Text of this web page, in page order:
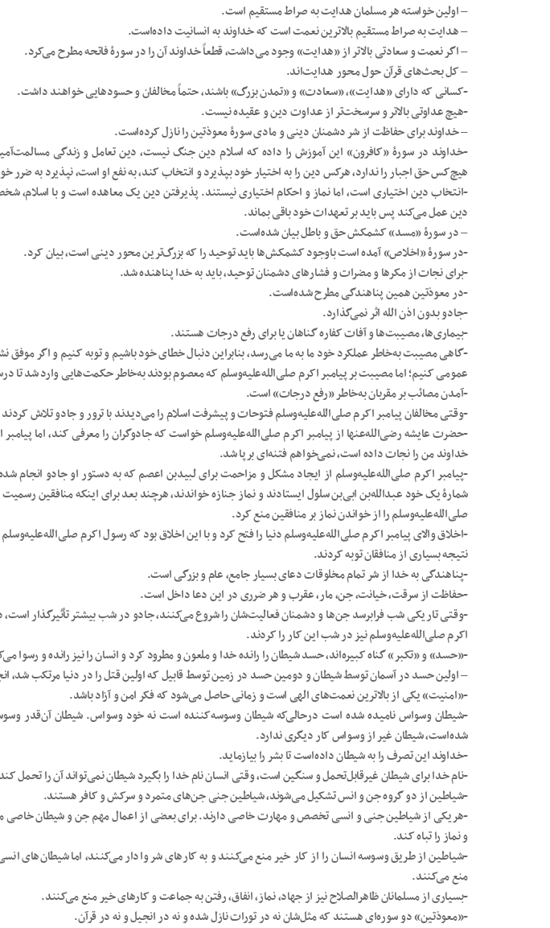
– اولین خواسته هر مسلمان هدایت به صراط مستقیم است.
– هدایت به صراط مستقیم بالاترین نعمت است که خداوند به انسانیت داده‌است.
– اگر نعمت و سعادتی بالاتر از «هدایت» وجود می‌داشت، قطعاً خداوند آن را در سورۀ فاتحه مطرح می‌کرد.
– کل بحث‌های قرآن حول محور هدایت‌اند.
-کسانی که دارای «هدایت»، «سعادت» و «تمدن بزرگ» باشند، حتماً مخالفان و حسودهایی خواهند داشت.
-هیچ عداوتی بالاتر و سرسخت‌تر از عداوت دین و عقیده نیست.
– خداوند برای حفاظت از شر دشمنان دینی و مادی سورۀ معوذتین را نازل کرده‌است.
-خداوند در سورۀ «کافرون» این آموزش را داده که اسلام دین جنگ نیست، دین تعامل و زندگی
هیچ‌کس حق اجبار را ندارد، هرکس دین را به اختیار خود بپذیرد و انتخاب کند، به نفع او است، نپذیرد به
-انتخاب دین اختیاری است، اما نماز و احکام اختیاری نیستند. پذیرفتن دین یک معاهده است و با اسلام،
دین عمل می‌کند پس باید بر تعهدات خود باقی بماند.
– در سورۀ «مسد» کشمکش حق و باطل بیان شده‌است.
-در سورۀ «اخلاص» آمده است باوجود کشمکش‌ها باید توحید را که بزرگ‌ترین محور دینی است، بیان کرد.
-برای نجات از مکرها و مضرات و فشارهای دشمنان توحید، باید به خدا پناهنده شد.
-در معوذتین همین پناهندگی مطرح شده‌است.
-جادو بدون اذن الله اثر نمی‌گذارد.
-بیماری‌ها، مصیبت‌ها و آفات کفاره گناهان یا برای رفع درجات هستند.
-گاهی مصیبت به‌خاطر عملکرد خود ما به ما می‌رسد، بنابراین دنبال خطای خود باشیم و توبه کنیم و اگر موفق
عمومی کنیم؛ اما مصیبت بر پیامبر اکرم صلی‌الله‌علیه‌وسلم که معصوم بودند به‌خاطر حکمت‌هایی وارد شد تا
-آمدن مصائب بر مقربان به‌خاطر «رفع درجات» است.
-وقتی مخالفان پیامبر اکرم صلی‌الله‌علیه‌وسلم فتوحات و پیشرفت اسلام را می‌دیدند با ترور و جادو تلاش
-حضرت عایشه رضی‌الله‌عنها از پیامبر اکرم صلی‌الله‌علیه‌وسلم خواست که جادوگران را معرفی کند، اما پیامبر
خداوند من را نجات داده است، نمی‌خواهم فتنه‌ای برپا شد.
-پیامبر اکرم صلی‌الله‌علیه‌وسلم از ایجاد مشکل و مزاحمت برای لبیدبن اعصم که به دستور او جادو انجام
شمارۀ یک خود عبدالله‌بن ابی‌بن سلول ایستادند و نماز جنازه خواندند، هرچند بعد برای اینکه منافقین رسمیت
صلی‌الله‌علیه‌وسلم را از خواندن نماز بر منافقین منع کرد.
-اخلاق والای پیامبر اکرم صلی‌الله‌علیه‌وسلم دنیا را فتح کرد و با این اخلاق بود که رسول اکرم
نتیجه بسیاری از منافقان توبه کردند.
-پناهندگی به خدا از شر تمام مخلوقات دعای بسیار جامع، عام و بزرگی است.
-حفاظت از سرقت، خیانت، جن، مار، عقرب و هر ضرری در این دعا داخل است.
-وقتی تاریکی شب فرابرسد جن‌ها و دشمنان فعالیت‌شان را شروع می‌کنند، جادو در شب بیشتر تأثیرگذار است،
اکرم صلی‌الله‌علیه‌وسلم نیز در شب این کار را کردند.
-«حسد» و «تکبر» گناه کبیره‌اند، حسد شیطان را رانده خدا و ملعون و مطرود کرد و انسان را نیز رانده و رسوا
– اولین حسد در آسمان توسط شیطان و دومین حسد در زمین توسط قابیل که اولین قتل را در دنیا مرتکب شد،
-«امنیت» یکی از بالاترین نعمت‌های الهی است و زمانی حاصل می‌شود که فکر امن و آزاد باشد.
-شیطان وسواس نامیده شده است درحالی‌که شیطان وسوسه‌کننده است نه خود وسواس. شیطان آن‌قدر
شده‌است، شیطان غیر از وسواس کار دیگری ندارد.
-خداوند این تصرف را به شیطان داده‌است تا بشر را بیازماید.
-نام خدا برای شیطان غیرقابل‌تحمل و سنگین است، وقتی انسان نام خدا را بگیرد شیطان نمی‌تواند آن را تحمل
-شیاطین از دو گروه جن و انس تشکیل می‌شوند، شیاطین جنی جن‌های متمرد و سرکش و کافر هستند.
-هریکی از شیاطین جنی و انسی تخصص و مهارت خاصی دارند. برای بعضی از اعمال مهم جن و شیطان خاصی
و نماز را تباه کند.
-شیاطین از طریق وسوسه انسان را از کار خیر منع می‌کنند و به کارهای شر وادار می‌کنند، اما شیطان‌های
منع می‌کنند.
-بسیاری از مسلمانان ظاهرالصلاح نیز از جهاد، نماز، انفاق، رفتن به جماعت و کارهای خیر منع می‌کنند.
-«معوذتین» دو سوره‌ای هستند که مثل‌شان نه در تورات نازل شده و نه در انجیل و نه در قرآن.